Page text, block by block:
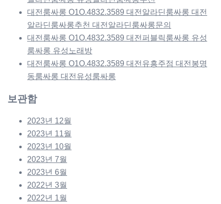
대전룸싸롱 O1O.4832.3589 대전알라딘룸싸롱 대전
알라딘룸싸롱추천 대전알라딘룸싸롱문의
대전룸싸롱 O1O.4832.3589 대전퍼블릭룸싸롱 유성
룸싸롱 유성노래방
대전룸싸롱 O1O.4832.3589 대전유흥주점 대전봉명
동룸싸롱 대전유성룸싸롱
보관함
2023년 12월
2023년 11월
2023년 10월
2023년 7월
2023년 6월
2022년 3월
2022년 1월